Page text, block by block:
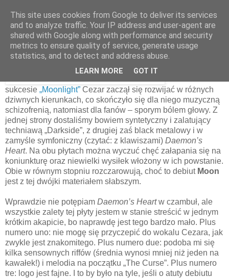
15 września 2019
Moon – Daemon’s Heart [1997]
sukcesie „Moonlight” Cezar zaczął się rozwijać w różnych
dziwnych kierunkach, co skończyło się dla niego muzyczną
schizofrenią, natomiast dla fanów – sporym bólem głowy. Z
jednej strony dostaliśmy bowiem syntetyczny i zalatujący
techniawą „Darkside”, z drugiej zaś black metalowy i w
zamyśle symfoniczny (czytać: z klawiszami) Daemon’s
Heart. Na obu płytach można wyczuć chęć załapania się na
koniunkturę oraz niewielki wysiłek włożony w ich powstanie.
Obie w równym stopniu rozczarowują, choć to debiut Moon
jest z tej dwójki materiałem słabszym.
Wprawdzie nie potępiam Daemon’s Heartw czambuł, ale
wszystkie zalety tej płyty jestem w stanie streścić w jednym
krótkim akapicie, bo naprawdę jest tego bardzo mało. Plus
numero uno: nie mogę się przyczepić do wokalu Cezara, jak
zwykle jest znakomitego. Plus numero due: podoba mi się
kilka sensownych riffów (średnia wynosi mniej niż jeden na
kawałek!) i melodia na początku „The Curse”. Plus numero
tre: logo jest fajne. I to by było na tyle, jeśli o atuty debiutu
This site uses cookies from Google to deliver its services
and to analyze traffic. Your IP address and user-agent are
shared with Google along with performance and security
metrics to ensure quality of service, generate usage
statistics, and to detect and address abuse.
LEARN MORE GOT IT